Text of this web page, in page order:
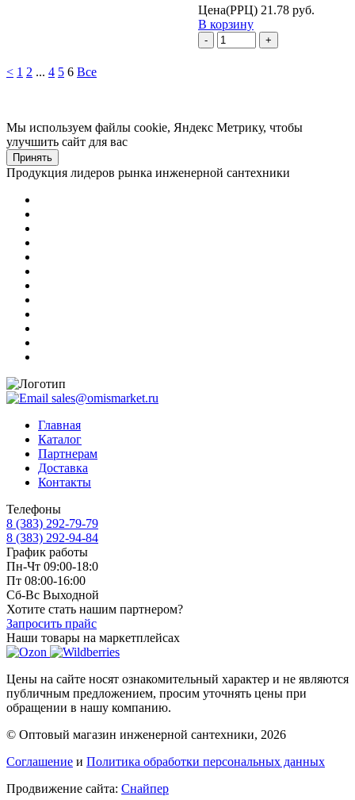
Цена(РРЦ) 21.78 руб.
В корзину
- +
< 1 2 ... 4 5 6 Все
Мы используем файлы cookie, Яндекс Метрику, чтобы
улучшить сайт для вас
Принять
Продукция лидеров рынка инженерной сантехники
sales@omismarket.ru
Главная
Каталог
Партнерам
Доставка
Контакты
Телефоны
8 (383) 292-79-79
8 (383) 292-94-84
График работы
Пн-Чт 09:00-18:0
Пт 08:00-16:00
Сб-Вс Выходной
Хотите стать нашим партнером?
Запросить прайс
Наши товары на маркетплейсах
Цены на сайте носят ознакомительный характер и не являются
публичным предложением, просим уточнять цены при
обращении в нашу компанию.
© Оптовый магазин инженерной сантехники, 2026
Соглашение и Политика обработки персональных данных
Продвижение сайта: Снайпер